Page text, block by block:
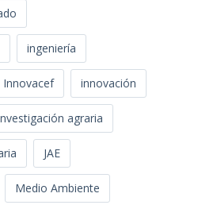
ingeniería
Innovacef innovación
agraria
JAE
Medio Ambiente